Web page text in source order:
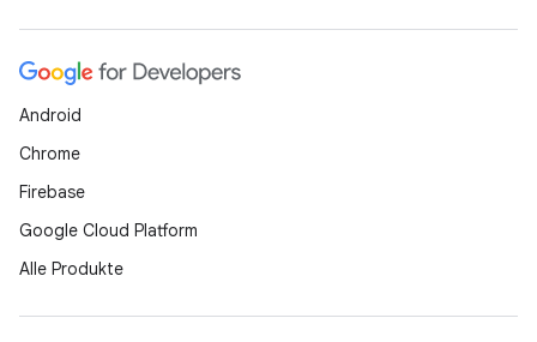
Android
Chrome
Firebase
Google Cloud Platform
Alle Produkte